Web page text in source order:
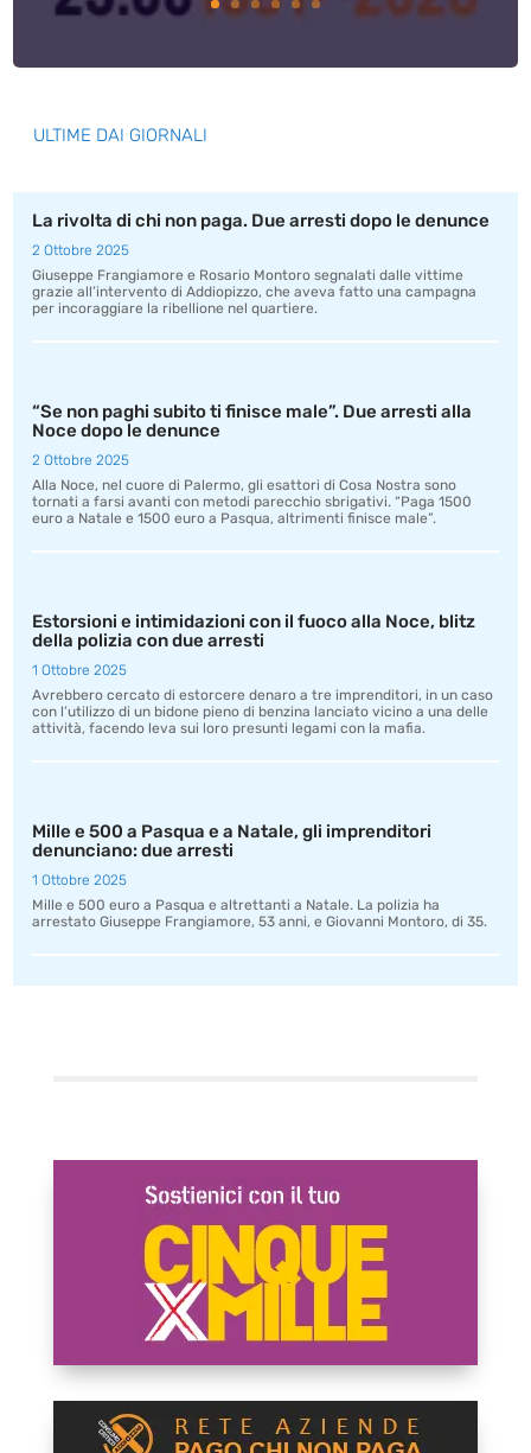
ULTIME DAI GIORNALI
La rivolta di chi non paga. Due arresti dopo le denunce
2 Ottobre 2025
Giuseppe Frangiamore e Rosario Montoro segnalati dalle vittime
grazie all’intervento di Addiopizzo, che aveva fatto una campagna
per incoraggiare la ribellione nel quartiere.
“Se non paghi subito ti finisce male”. Due arresti alla
Noce dopo le denunce
2 Ottobre 2025
Alla Noce, nel cuore di Palermo, gli esattori di Cosa Nostra sono
tornati a farsi avanti con metodi parecchio sbrigativi. “Paga 1500
euro a Natale e 1500 euro a Pasqua, altrimenti finisce male”.
Estorsioni e intimidazioni con il fuoco alla Noce, blitz
della polizia con due arresti
1 Ottobre 2025
Avrebbero cercato di estorcere denaro a tre imprenditori, in un caso
con l’utilizzo di un bidone pieno di benzina lanciato vicino a una delle
attività, facendo leva sui loro presunti legami con la mafia.
Mille e 500 a Pasqua e a Natale, gli imprenditori
denunciano: due arresti
1 Ottobre 2025
Mille e 500 euro a Pasqua e altrettanti a Natale. La polizia ha
arrestato Giuseppe Frangiamore, 53 anni, e Giovanni Montoro, di 35.